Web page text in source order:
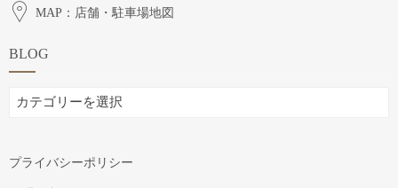
MAP：店舗・駐車場地図
BLOG
BLOG
プライバシーポリシー